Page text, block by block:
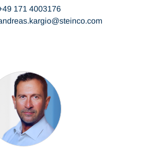
171 4003176
steinco com